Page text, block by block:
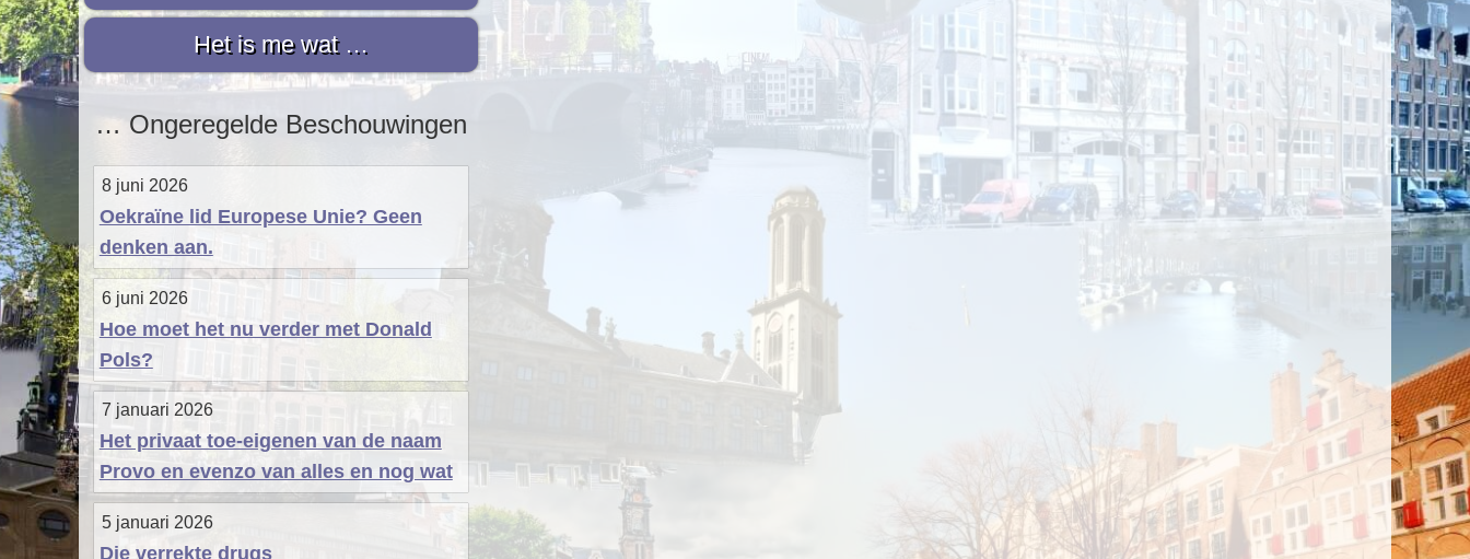
d
n
a
i
g
a
t
i
e
t
e
s
d
e
b
a
r
e
b
a
Het is me wat …
… Ongeregelde Beschouwingen
Oekraïne lid Europese Unie? Geen
denken aan.
8 juni 2026
Hoe moet het nu verder met Donald
Pols?
6 juni 2026
Het privaat toe-eigenen van de naam
Provo en evenzo van alles en nog wat
7 januari 2026
Die verrekte drugs
5 januari 2026